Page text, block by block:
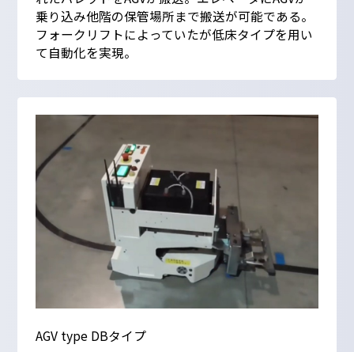
乗り込み他階の保管場所まで搬送が可能である。
フォークリフトによっていたが低床タイプを用い
て自動化を実現。
AGV type DBタイプ